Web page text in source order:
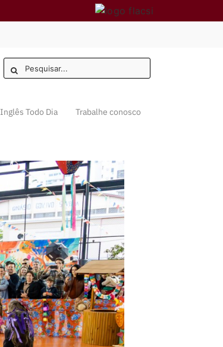
Buscar
resultados
Inglês Todo Dia Trabalhe conosco